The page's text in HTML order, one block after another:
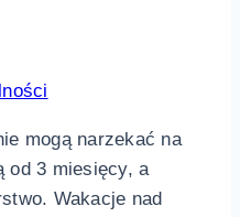
mogą narzekać na
od 3 miesięcy, a
Wakacje nad